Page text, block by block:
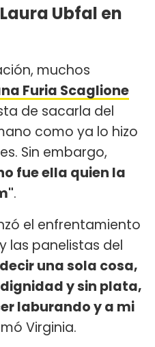
Ubfal en
muchos
Furia Scaglione
de sacarla del
como ya lo hizo
Sin embargo,
fue ella quien la
.
el enfrentamiento
las panelistas del
una sola cosa,
y sin plata,
laburando y a mi
Virginia.